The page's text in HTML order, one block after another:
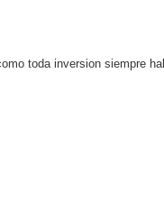
toda inversion siempre